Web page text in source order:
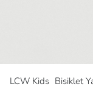
LCW Kids Bisiklet